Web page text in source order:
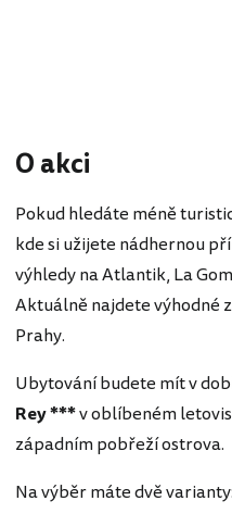
O akci
Pokud hledáte méně
kde si užijete nádhernou
výhledy na Atlantik, La
Aktuálně najdete výhodné
Prahy.
Ubytování budete mít v
Rey ***v oblíbeném
západním pobřeží ostrova.
Na výběr máte dvě varianty: